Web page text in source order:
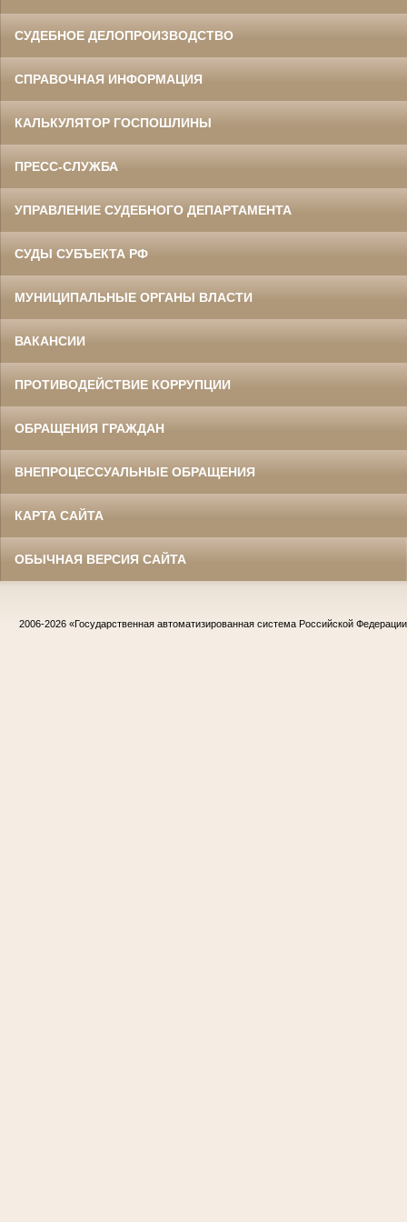
Данилов Василий Степанович
Участник Великой Отечественной войны
Председатель Белгородского
в период с 1960 по 1973 гг.
Ермоленко Фаина Семеновна
Великой Отечественной войны
областного суда
Жилин Иван Назарович
Судья Белгородского областного суда
СУДЕБНОЕ ДЕЛОПРОИЗВОДСТВО
СПРАВОЧНАЯ ИНФОРМАЦИЯ
КАЛЬКУЛЯТОР ГОСПОШЛИНЫ
ПРЕСС-СЛУЖБА
УПРАВЛЕНИЕ СУДЕБНОГО ДЕПАРТАМЕНТА
СУДЫ СУБЪЕКТА РФ
МУНИЦИПАЛЬНЫЕ ОРГАНЫ ВЛАСТИ
ВАКАНСИИ
ПРОТИВОДЕЙСТВИЕ КОРРУПЦИИ
ОБРАЩЕНИЯ ГРАЖДАН
ВНЕПРОЦЕССУАЛЬНЫЕ ОБРАЩЕНИЯ
КАРТА САЙТА
ОБЫЧНАЯ ВЕРСИЯ САЙТА
2006-2026 «Государственная автоматизированная система Российской